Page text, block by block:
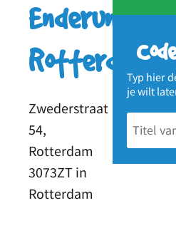
Typ hier
je wilt
Enderun
Rotterdam
Zwederstraat
54,
Rotterdam
3073ZT in
Rotterdam